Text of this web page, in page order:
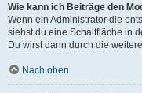
Wie kann ich Beiträge den
Wenn ein Administrator die
siehst du eine Schaltfläche in
Du wirst dann durch die
Nach oben